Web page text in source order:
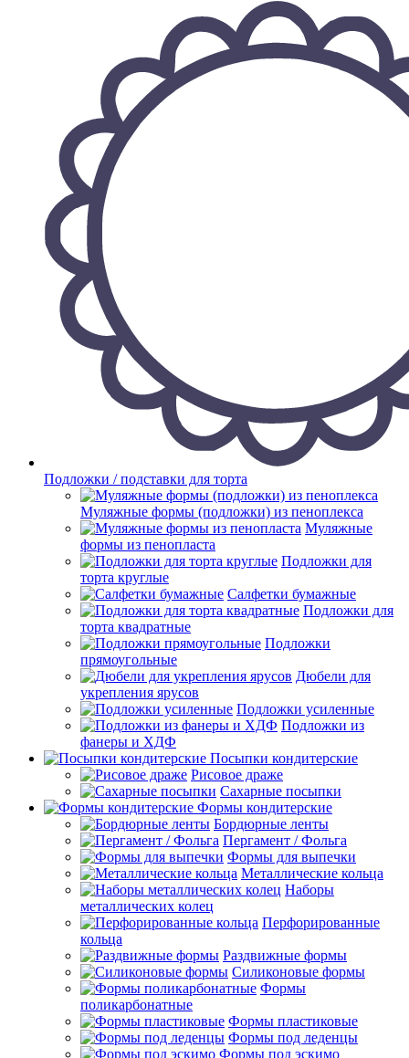
Подложки / подставки для торта
Муляжные формы (подложки) из пеноплекса
Муляжные
формы из пенопласта
Подложки для
торта круглые
Салфетки бумажные
Подложки для
торта квадратные
Подложки
прямоугольные
Дюбели для
укрепления ярусов
Подложки усиленные
Подложки из
фанеры и ХДФ
Посыпки кондитерские
Рисовое драже
Сахарные посыпки
Формы кондитерские
Бордюрные ленты
Пергамент / Фольга
Формы для выпечки
Металлические кольца
Наборы
металлических колец
Перфорированные
кольца
Раздвижные формы
Силиконовые формы
Формы
поликарбонатные
Формы пластиковые
Формы под леденцы
Формы под эскимо